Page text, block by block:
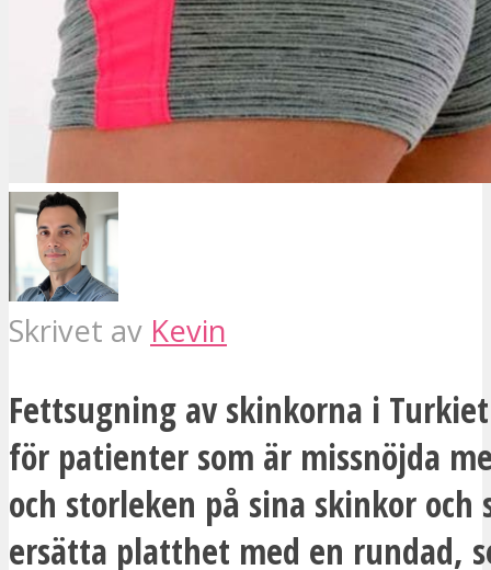
Skrivet av Kevin
Fettsugning av skinkorna i
för patienter som är missnöjda
och storleken på sina skinkor och
ersätta platthet med en rundad,